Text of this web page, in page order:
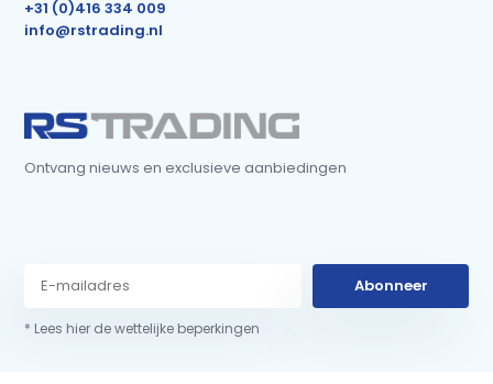
+31 (0)416 334 009
info@rstrading.nl
Ontvang nieuws en exclusieve aanbiedingen
Abonneer
* Lees hier de wettelijke beperkingen